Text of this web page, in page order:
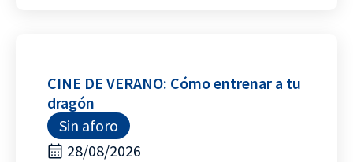
CINE DE VERANO: Cómo entrenar a tu
dragón
Sin aforo
28/08/2026